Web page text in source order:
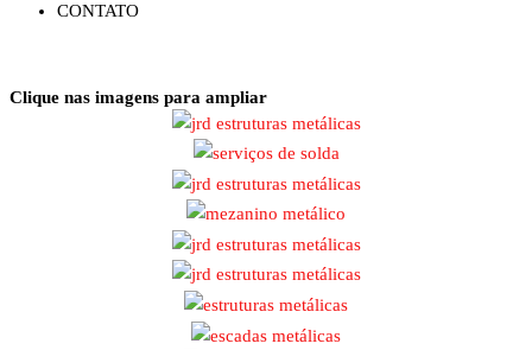
CONTATO
Clique nas imagens para ampliar